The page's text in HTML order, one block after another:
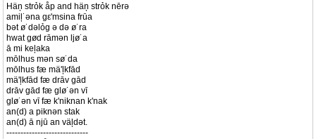
Häņ strỏk åp and häņ strỏk nērə
amiļ˙əna gε'msina frūa
bət ø˙dəlỏg ə də ø˙ra
hwat gød rāmən ljø˙a
ā mi keļaka
mōlhus mən sø˙da
mōlhus fæ mä'ļkfād
mä'ļkfād fæ drāv gād
drāv gād fæ glø˙ən vī
glø˙ən vī fæ k'niknan k'nak
an(d) a piknən stak
an(d) ā njū an väļdət.
-----------------------------